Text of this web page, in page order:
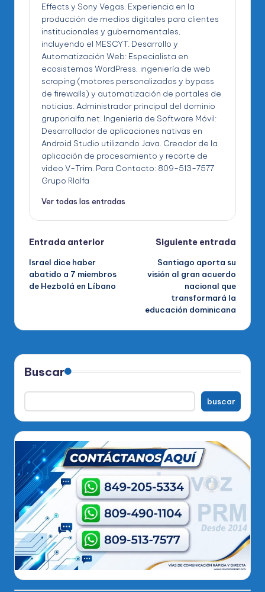
Effects y Sony Vegas. Experiencia en la
producción de medios digitales para clientes
institucionales y gubernamentales,
incluyendo el MESCYT. Desarrollo y
Automatización Web: Especialista en
ecosistemas WordPress, ingeniería de web
scraping (motores personalizados y bypass
de firewalls) y automatización de portales de
noticias. Administrador principal del dominio
gruporialfa.net. Ingeniería de Software Móvil:
Desarrollador de aplicaciones nativas en
Android Studio utilizando Java. Creador de la
aplicación de procesamiento y recorte de
video V-Trim. Para Contacto: 809-513-7577
Grupo RIalfa
Ver todas las entradas
Navegación
de
entradas
Entrada anterior
Israel dice haber
abatido a 7 miembros
de Hezbolá en Líbano
Siguiente entrada
Santiago aporta su
visión al gran acuerdo
nacional que
transformará la
educación dominicana
Buscar
buscar